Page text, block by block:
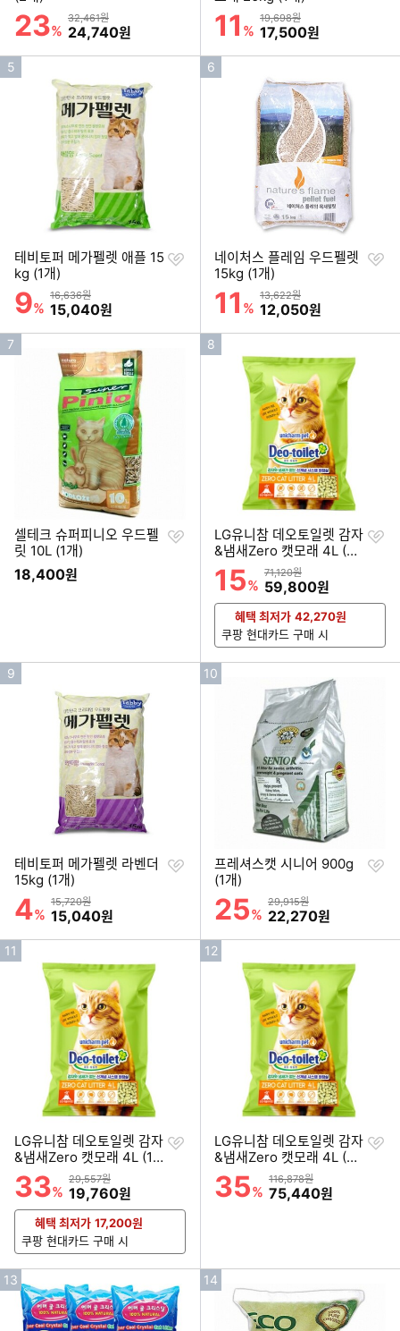
할인률
23%
상품금액
32,461원
할인금액
24,740원
할인률
11 %
상품금액
19,698원
할인금액
17,500원
인
5
테비토퍼 메가펠렛 애플 15
kg (1개)
할인률
9%
상품금액
16,636원
할인금액
15,040원
찜
인
6
네이처스 플레임 우드펠렛
15kg (1개)
할인률
11 %
상품금액
13,622원
할인금액
12,050원
찜
인
7
셀테크 슈퍼피니오 우드펠
릿 10L (1개)
18,400원
찜
인
8
LG유니참 데오토일렛 감자
&냄새Zero 캣모래 4L (3
개)
할인률
15%
상품금액
71,120원
할인금액
59,800원
찜
혜택 최저가 42,270원
쿠팡 현대카드 구매 시
인
9
테비토퍼 메가펠렛 라벤더
15kg (1개)
할인률
4%
상품금액
15,720원
할인금액
15,040원
찜
인
10
프레셔스캣 시니어 900g
(1개)
할인률
25%
상품금액
29,915원
할인금액
22,270원
찜
인
11
LG유니참 데오토일렛 감자
&냄새Zero 캣모래 4L (1
개)
할인률
33%
상품금액
29,557원
할인금액
19,760원
찜
혜택 최저가 17,200원
쿠팡 현대카드 구매 시
인
12
LG유니참 데오토일렛 감자
&냄새Zero 캣모래 4L (4
개)
할인률
35%
상품금액
116,878원
할인금액
75,440원
찜
인
13
인
14